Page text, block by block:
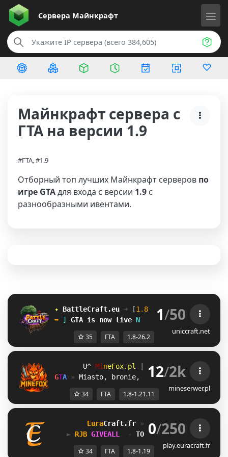
Сервера Майнкрафт
Майнкрафт сервера с
ГТА на версии 1.9
#ГТА, #1.9
Отборный топ лучших Майнкрафт серверов по
игре GTAдля входа с версии 1.9 с
разнообразными ивентами.
✦ BattleCraft.eu ➜ [1.8 - 26.2 ] ✦
➥
J GTA is now live E 1/50
uniccraft.net
35 ГТА 1.8-26.2
@O Mi neFox. pl 1.8.x - 1.21.11
GTA » Miasto, bronie, pojazdy i wielka
12/2k
mineserwer.pl
34 ГТА 1.8-1.21.11
EuraCraft.fr » GTA, Training
► VVK GIVEALL - TOUS LES DIMANCHE
0/250
play.euracraft.fr
34 ГТА 1.8-1.19